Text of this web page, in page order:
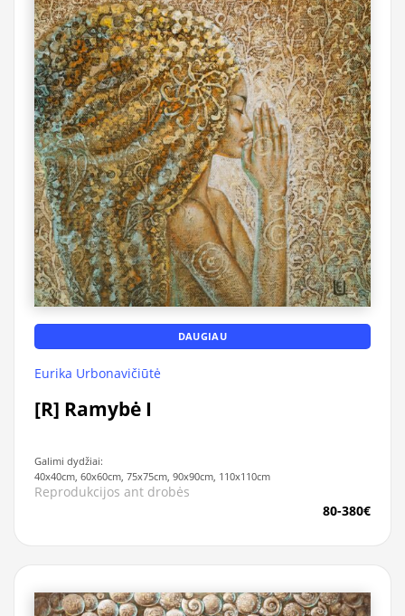
DAUGIAU
Eurika Urbonavičiūtė
[R] Ramybė I
Galimi dydžiai:
40x40cm, 60x60cm, 75x75cm, 90x90cm, 110x110cm
Reprodukcijos ant drobės
80-380€